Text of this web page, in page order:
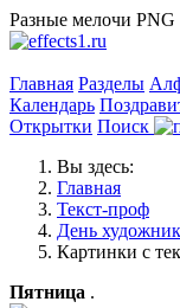
Разные мелочи PNG
Главная Разделы
Календарь
Открытки Поиск
Вы здесь:
Главная
Текст-проф
День
Картинки с
Пятница .